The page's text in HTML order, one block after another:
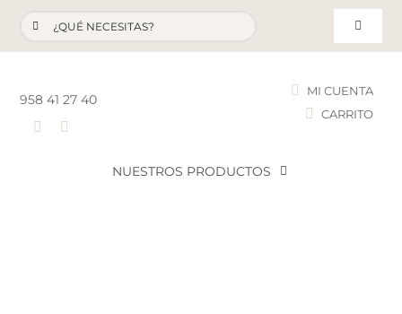
contenido
Buscar:
Toggle
958 41 27 40
MI CUENTA
CARRITO
NUESTROS PRODUCTOS